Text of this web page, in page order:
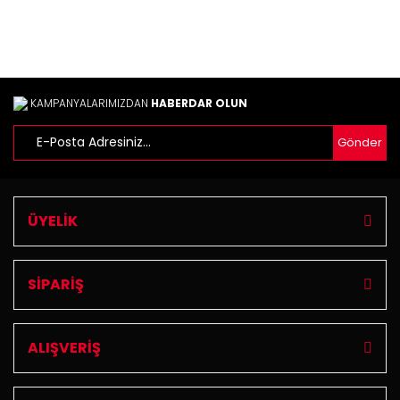
KAMPANYALARIMIZDAN HABERDAR OLUN
Gönder
ÜYELİK
SİPARİŞ
ALIŞVERİŞ